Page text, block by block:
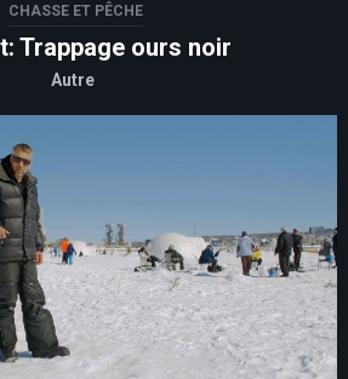
CHASSE ET PÊCHE
Trappage ours noir
Autre